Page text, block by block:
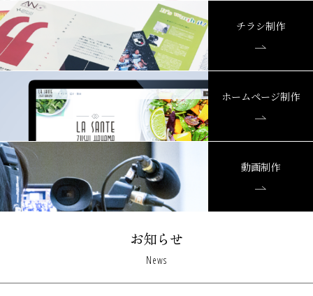
チラシ制作
ホームページ制作
動画制作
お知らせ
News